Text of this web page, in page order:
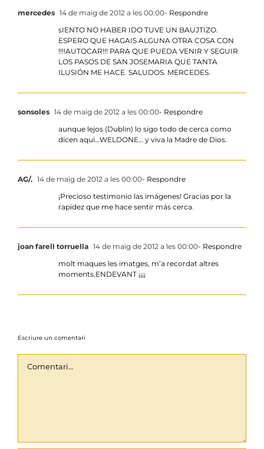
mercedes 14 de maig de 2012 a les 00:00- Respondre
sIENTO NO HABER IDO TUVE UN BAUJTIZO.
ESPERO QUE HAGAIS ALGUNA OTRA COSA CON
!!!!AUTOCAR!!! PARA QUE PUEDA VENIR Y SEGUIR
LOS PASOS DE SAN JOSEMARIA QUE TANTA
ILUSIÓN ME HACE. SALUDOS. MERCEDES.
sonsoles 14 de maig de 2012 a les 00:00- Respondre
aunque lejos (Dublin) lo sigo todo de cerca como
dicen aqui…WELDONE… y viva la Madre de Dios.
AG/. 14 de maig de 2012 a les 00:00- Respondre
¡Precioso testimonio las imágenes! Gracias por la
rapidez que me hace sentir más cerca.
joan farell torruella 14 de maig de 2012 a les 00:00- Respondre
molt maques les imatges, m’a recordat altres
moments.ENDEVANT ¡¡¡¡
Escriure un comentari